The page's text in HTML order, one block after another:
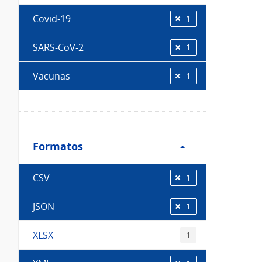
Covid-19 1
SARS-CoV-2 1
Vacunas 1
Formatos
Formatos
CSV 1
JSON 1
XLSX 1